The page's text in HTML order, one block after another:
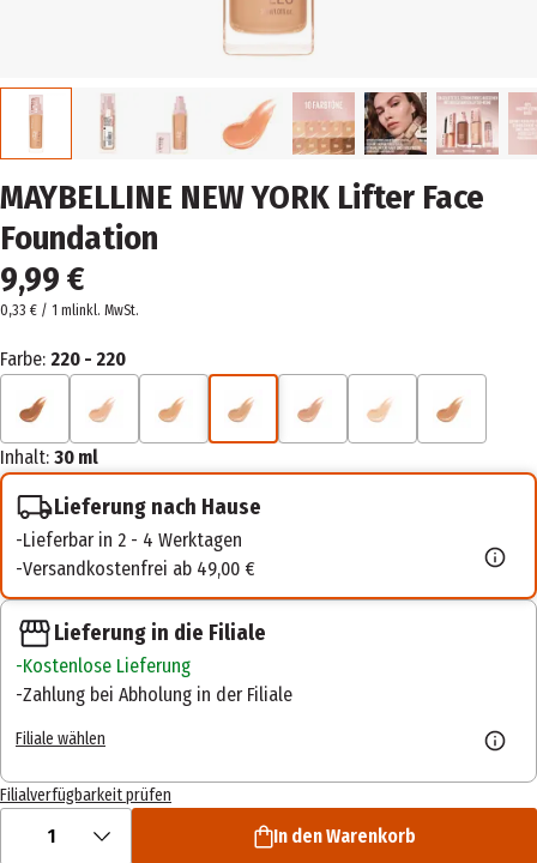
MAYBELLINE NEW YORK Lifter Face
Foundation
9,99 €
0,33 € / 1 mlinkl. MwSt.
Farbe: 220 - 220
Inhalt: 30 ml
Lieferung nach Hause
Lieferbar in 2 - 4 Werktagen
Versandkostenfrei ab 49,00 €
Lieferung in die Filiale
Kostenlose Lieferung
Zahlung bei Abholung in der Filiale
Filiale wählen
Filialverfügbarkeit prüfen
1 In den Warenkorb